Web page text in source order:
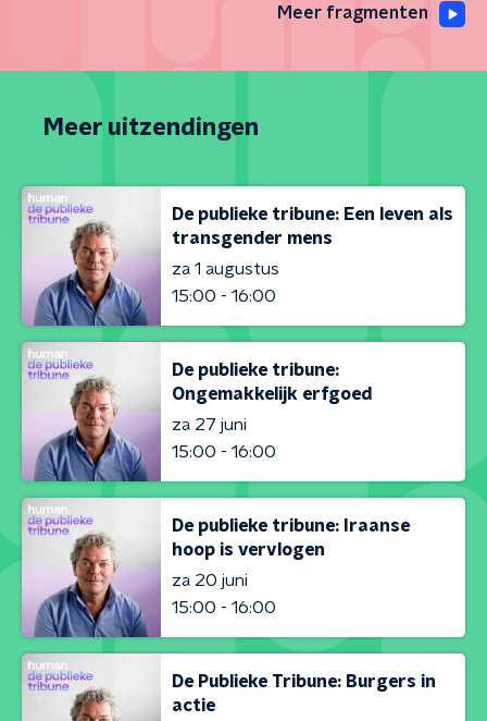
Meer fragmenten
Meer uitzendingen
De publieke tribune: Een leven als
transgender mens
za 1 augustus
15:00 - 16:00
De publieke tribune:
Ongemakkelijk erfgoed
za 27 juni
15:00 - 16:00
De publieke tribune: Iraanse
hoop is vervlogen
za 20 juni
15:00 - 16:00
De Publieke Tribune: Burgers in
actie